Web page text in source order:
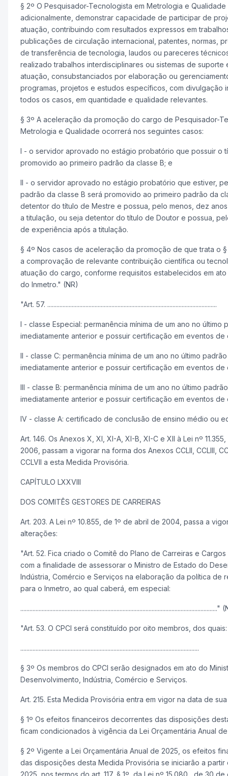
§ 2º O Pesquisador-Tecnologista em Metrologia e
adicionalmente, demonstrar capacidade de participar de
atuação, contribuindo com resultados expressos em
publicações de circulação internacional, patentes, normas,
de transferência de tecnologia, laudos ou pareceres
realizado trabalhos interdisciplinares ou sistemas de suporte
atuação, consubstanciados por elaboração ou
programas, projetos e estudos específicos, com divulgação
todos os casos, em quantidade e qualidade relevantes.
§ 3º A aceleração da promoção do cargo de Pesquisador-
Metrologia e Qualidade ocorrerá nos seguintes casos:
I - o servidor aprovado no estágio probatório que possuir o
promovido ao primeiro padrão da classe B; e
II - o servidor aprovado no estágio probatório que estiver,
padrão da classe B será promovido ao primeiro padrão da
detentor do título de Mestre e possua, pelo menos, dez
a titulação, ou seja detentor do título de Doutor e possua,
de experiência após a titulação.
§ 4º Nos casos de aceleração da promoção de que trata o
a comprovação de relevante contribuição científica ou
atuação do cargo, conforme requisitos estabelecidos em
do Inmetro." (NR)
"Art. 57. ...............................................................................................................
I - classe Especial: permanência mínima de um ano no último
imediatamente anterior e possuir certificação em eventos de
II - classe C: permanência mínima de um ano no último
imediatamente anterior e possuir certificação em eventos de
III - classe B: permanência mínima de um ano no último
imediatamente anterior e possuir certificação em eventos de
IV - classe A: certificado de conclusão de ensino médio ou
Art. 146. Os Anexos X, XI, XI-A, XI-B, XI-C e XII à Lei nº
2006, passam a vigorar na forma dos Anexos CCLII, CCLIII,
CCLVII a esta Medida Provisória.
CAPÍTULO LXXVIII
DOS COMITÊS GESTORES DE CARREIRAS
Art. 203. A Lei nº 10.855, de 1º de abril de 2004, passa a
alterações:
"Art. 52. Fica criado o Comitê do Plano de Carreiras e
com a finalidade de assessorar o Ministro de Estado do
Indústria, Comércio e Serviços na elaboração da política de
para o Inmetro, ao qual caberá, em especial:
................................................................................................................................."
"Art. 53. O CPCI será constituído por oito membros, dos quais:
.....................................................................................................................
§ 3º Os membros do CPCI serão designados em ato do
Desenvolvimento, Indústria, Comércio e Serviços.
Art. 215. Esta Medida Provisória entra em vigor na data de
§ 1º Os efeitos financeiros decorrentes das disposições
ficam condicionados à vigência da Lei Orçamentária Anual
§ 2º Vigente a Lei Orçamentária Anual de 2025, os efeitos
das disposições desta Medida Provisória se iniciarão a partir
2025, nos termos do art. 117, § 1º, da Lei nº 15.080 , de 30